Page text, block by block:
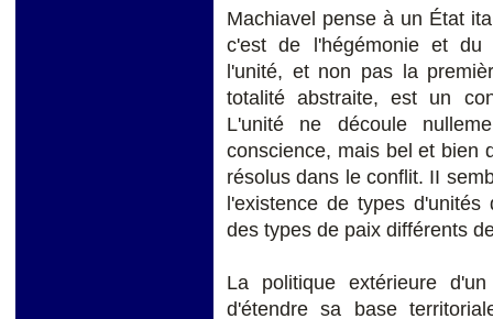
Machiavel pense à un État
c'est de l'hégémonie et du
l'unité, et non pas la
totalité abstraite, est un
L'unité ne découle
conscience, mais bel et bien
résolus dans le conflit. II
l'existence de types
des types de paix différents
La politique extérieure
d'étendre sa base